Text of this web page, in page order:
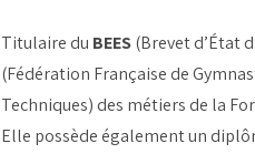
Titulaire du BEES(Brevet d’État
(Fédération Française de
Techniques) des métiers de la
Elle possède également un